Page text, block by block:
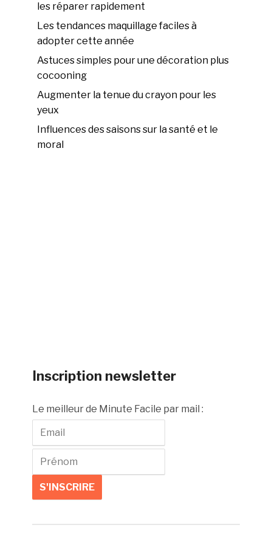
les réparer rapidement
Les tendances maquillage faciles à
adopter cette année
Astuces simples pour une décoration plus
cocooning
Augmenter la tenue du crayon pour les
yeux
Influences des saisons sur la santé et le
moral
Inscription newsletter
Le meilleur de Minute Facile par mail :